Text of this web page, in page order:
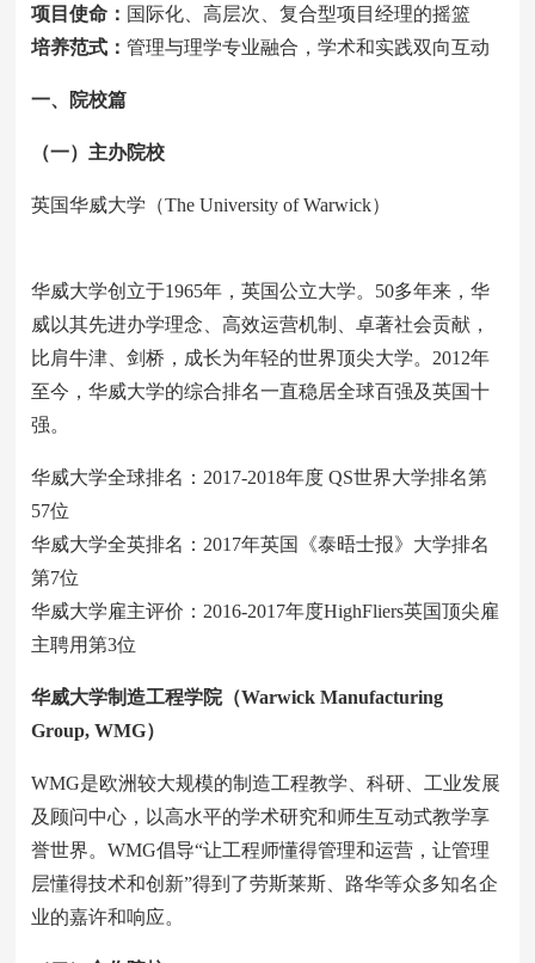
项目使命： 国际化、高层次、复合型项目经理的摇篮
培养范式：管理与理学专业融合，学术和实践双向互动
一、院校篇
（一）主办院校
英国华威大学（The University of Warwick）
华威大学创立于1965年，英国公立大学。50多年来，华
威以其先进办学理念、高效运营机制、卓著社会贡献，
比肩牛津、剑桥，成长为年轻的世界顶尖大学。2012年
至今，华威大学的综合排名一直稳居全球百强及英国十
强。
华威大学全球排名：2017-2018年度 QS世界大学排名第
57位
华威大学全英排名：2017年英国《泰晤士报》大学排名
第7位
华威大学雇主评价：2016-2017年度HighFliers英国顶尖雇
主聘用第3位
华威大学制造工程学院（Warwick Manufacturing
Group, WMG）
WMG是欧洲较大规模的制造工程教学、科研、工业发展
及顾问中心，以高水平的学术研究和师生互动式教学享
誉世界。WMG倡导“让工程师懂得管理和运营，让管理
层懂得技术和创新”得到了劳斯莱斯、路华等众多知名企
业的嘉许和响应。